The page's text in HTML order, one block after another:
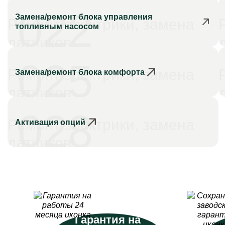
022
Ремонт электрики, замена
Замена/ремонт блока управления
топливным насосом
025
Ремонт электрики, замена
Замена/ремонт блока комфорта
028
Ремонт электрики, замена
датчиков
Активация опций
Гарантия на